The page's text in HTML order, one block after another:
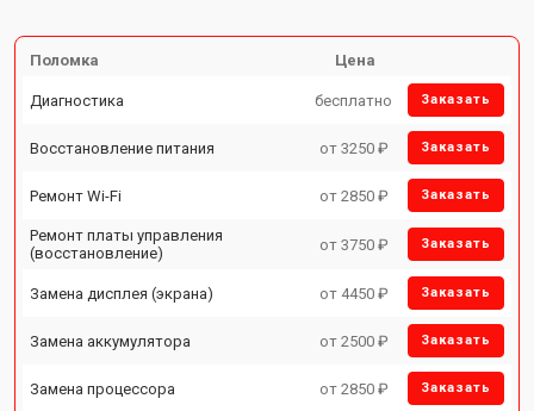
Поломка Цена
Диагностика бесплатно Заказать
Восстановление питания от 3250 ₽ Заказать
Ремонт Wi-Fi от 2850 ₽ Заказать
Ремонт платы управления
(восстановление)
от 3750 ₽ Заказать
Замена дисплея (экрана) от 4450 ₽ Заказать
Замена аккумулятора от 2500 ₽ Заказать
Замена процессора от 2850 ₽ Заказать